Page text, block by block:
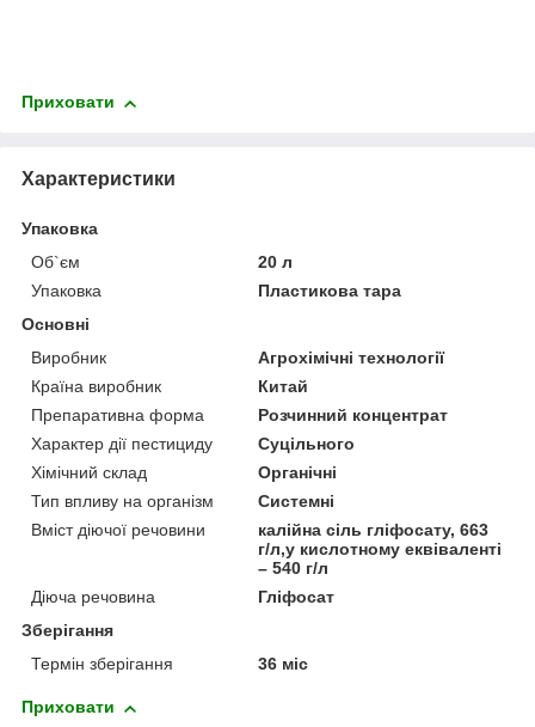
Приховати
Характеристики
Упаковка
Об`єм
20 л
Упаковка
Пластикова тара
Основні
Виробник
Агрохімічні технології
Країна виробник
Китай
Препаративна форма
Розчинний концентрат
Характер дії пестициду
Суцільного
Хімічний склад
Органічні
Тип впливу на організм
Системні
Вміст діючої речовини
калійна сіль гліфосату, 663
г/л,у кислотному еквіваленті
– 540 г/л
Діюча речовина
Гліфосат
Зберігання
Термін зберігання
36 міс
Приховати